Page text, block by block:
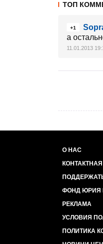
ТОП
+1
а
11.01.2013
О НАС
ФОНД ЮРИЯ
РЕКЛАМА
УСЛОВИЯ
ПОЛИТИКА